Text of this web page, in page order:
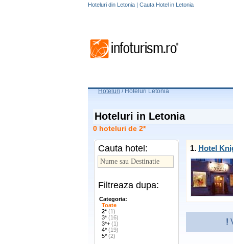
Hoteluri din Letonia | Cauta Hotel in Letonia
Hoteluri /Hoteluri Letonia
Hoteluri in Letonia
0 hoteluri de 2*
Cauta hotel:
Filtreaza dupa:
Categoria:
Toate
2* (1)
3* (16)
3*+ (1)
4* (19)
5* (2)
1. Hotel
!